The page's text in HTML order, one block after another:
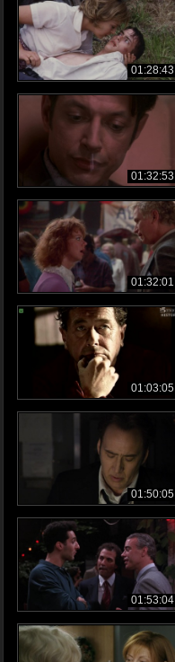
01:28:43
01:32:53
01:32:01
01:03:05
01:50:05
01:53:04